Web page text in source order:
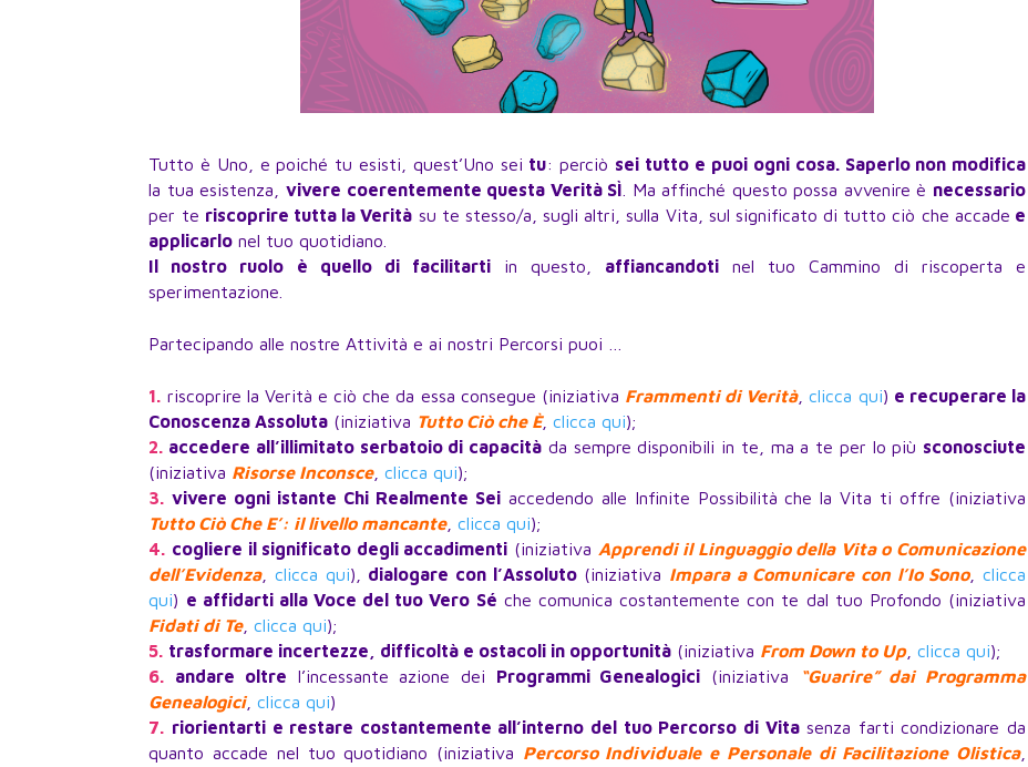
Tutto è Uno, e poiché tu esisti, quest’Uno sei tu: perciò sei tutto e puoi ogni cosa. Saperlo non modifica
la tua esistenza,vivere coerentemente questa Verità SÌ . Ma affinché questo possa avvenire è necessario
per te riscoprire tutta la Verità su te stesso/a, sugli altri, sulla Vita, sul significato di tutto ciò che accade e
applicarlo nel tuo quotidiano.
Il nostro ruolo è quello di facilitartiin questo, affiancandotinel tuo Cammino di riscoperta e
sperimentazione.
Partecipando alle nostre Attività e ai nostri Percorsi puoi …
1. riscoprire la Verità e ciò che da essa consegue (iniziativa Frammenti di Verità,clicca qui) e recuperare la
Conoscenza Assoluta (iniziativa Tutto Ciò che È,clicca qui);
2. accedere all’illimitato serbatoio di capacità da sempre disponibili in te, ma a te per lo più sconosciute
(iniziativa Risorse Inconsce,clicca qui);
3. vivere ogni istante Chi Realmente Seiaccedendo alle Infinite Possibilità che la Vita ti offre (iniziativa
Tutto Ciò Che E’: il livello mancante,clicca qui);
4. cogliere il significato degli accadimenti (iniziativa Apprendi il Linguaggio della Vita o Comunicazione
dell’Evidenza,clicca qui), dialogare con l’Assoluto(iniziativa Impara a Comunicare con l’Io Sono,clicca
qui) e affidarti alla Voce del tuo Vero Sé che comunica costantemente con te dal tuo Profondo (iniziativa
Fidati di Te,clicca qui);
5. trasformare incertezze, difficoltà e ostacoli in opportunità (iniziativa From Down to Up,clicca qui);
6.
andare oltre l’incessante azione dei Programmi Genealogici (iniziativa
“Guarire” dai Programma
Genealogici,clicca qui)
7. riorientarti e restare costantemente all’interno del tuo Percorso di Vitasenza farti condizionare da
quanto accade nel tuo quotidiano (iniziativa Percorso Individuale e Personale di Facilitazione Olistica,